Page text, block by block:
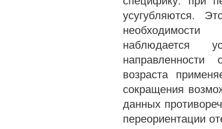
усугубляются.
необходимости
наблюдается
направленности
возраста
сокращения
данных
переориентации